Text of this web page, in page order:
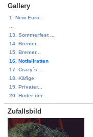
Gallery
1. New Euro...
13. Sommerfest ...
14. Bremer...
15. Bremer...
16. Notfallratten
17. Crazy´s...
18. Käfige
19. Privater...
20. Hinter der ...
Zufallsbild